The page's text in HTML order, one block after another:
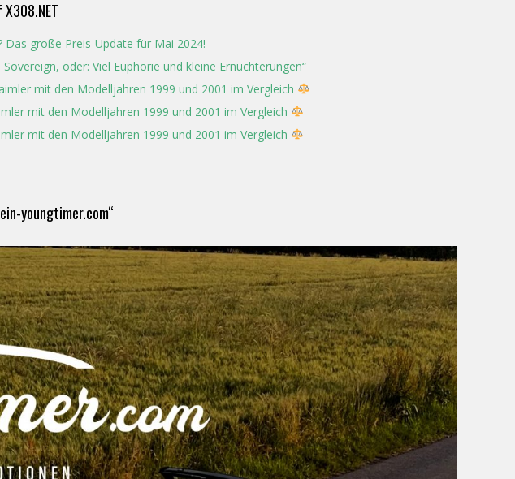
Das große Preis-Update für Mai 2024!
oder: Viel Euphorie und kleine Ernüchterungen“
mit den Modelljahren 1999 und 2001 im Vergleich
mit den Modelljahren 1999 und 2001 im Vergleich
mit den Modelljahren 1999 und 2001 im Vergleich
youngtimer.com“